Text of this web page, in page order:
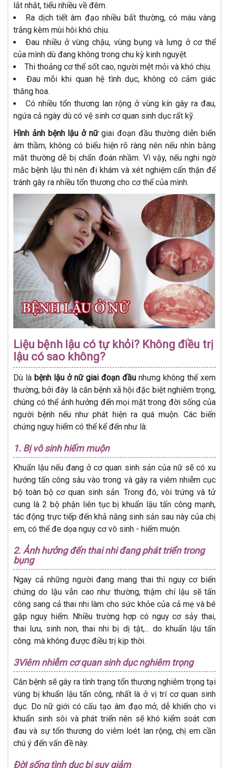
lắt nhắt, tiểu nhiều về đêm.
Ra dịch tiết âm đạo nhiều bất thường, có màu vàng
trắng kèm mùi hôi khó chịu.
Đau nhiều ở vùng chậu, vùng bụng và lưng ở cơ thể
của mình dù đang không trong chu kỳ kinh nguyệt.
Thi thoảng cơ thể sốt cao, người mệt mỏi và khó chịu.
Đau mỗi khi quan hệ tình dục, không có cảm giác
thăng hoa.
Có nhiều tổn thương lan rộng ở vùng kín gây ra đau,
ngứa cả ngày dù có vệ sinh cơ quan sinh dục rất kỹ.
Hình ảnh bệnh lậu ở nữgiai đoạn đầu thường diễn biến
âm thầm, không có biểu hiện rõ ràng nên nếu nhìn bằng
mắt thường dễ bị chẩn đoán nhầm. Vì vậy, nếu nghi ngờ
mắc bệnh lậu thì nên đi khám và xét nghiệm cẩn thận để
tránh gây ra nhiều tổn thương cho cơ thể của mình.
Liệu bệnh lậu có tự khỏi? Không điều trị
lậu có sao không?
Dù là bệnh lậu ở nữ giai đoạn đầu nhưng không thể xem
thường, bởi đây là căn bệnh xã hội đặc biệt nghiêm trọng,
chúng có thể ảnh hưởng đến mọi mặt trong đời sống của
người bệnh nếu như phát hiện ra quá muộn. Các biến
chứng nguy hiểm có thể kể đến như là:
1. Bị vô sinh hiếm muộn
Khuẩn lậu nếu đang ở cơ quan sinh sản của nữ sẽ có xu
hướng tấn công sâu vào trong và gây ra viêm nhiễm cục
bộ toàn bộ cơ quan sinh sản. Trong đó, vòi trứng và tử
cung là 2 bộ phận liên tục bị khuẩn lậu tấn công mạnh,
tác động trực tiếp đến khả năng sinh sản sau này của chị
em, có thể đe dọa nguy cơ vô sinh - hiếm muộn.
2. Ảnh hưởng đến thai nhi đang phát triển trong
bụng
Ngay cả những người đang mang thai thì nguy cơ biến
chứng do lậu vẫn cao như thường, thậm chí lậu sẽ tấn
công sang cả thai nhi làm cho sức khỏe của cả mẹ và bé
gặp nguy hiểm. Nhiều trường hợp có nguy cơ sảy thai,
thai lưu, sinh non, thai nhi bị dị tật,... do khuẩn lậu tấn
công. mà không được điều trị kịp thời.
3Viêm nhiễm cơ quan sinh dục nghiêm trọng
Căn bệnh sẽ gây ra tình trạng tổn thương nghiêm trọng tại
vùng bị khuẩn lậu tấn công, nhất là ở vị trí cơ quan sinh
dục. Do nữ giới có cấu tạo âm đạo mở, dễ khiến cho vi
khuẩn sinh sôi và phát triển nên sẽ khó kiểm soát cơn
đau và sự tổn thương do viêm loét lan rộng, chị em cần
chú ý đến vấn đề này.
Đời sống tình dục bị suy giảm